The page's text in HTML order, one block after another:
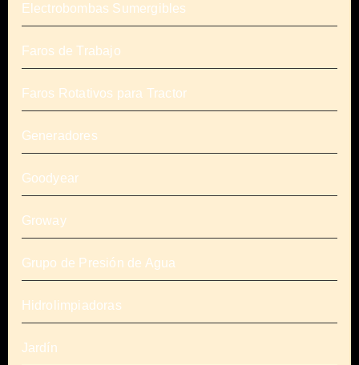
Electrobombas Sumergibles
Faros de Trabajo
Faros Rotativos para Tractor
Generadores
Goodyear
Groway
Grupo de Presión de Agua
Hidrolimpiadoras
Jardín